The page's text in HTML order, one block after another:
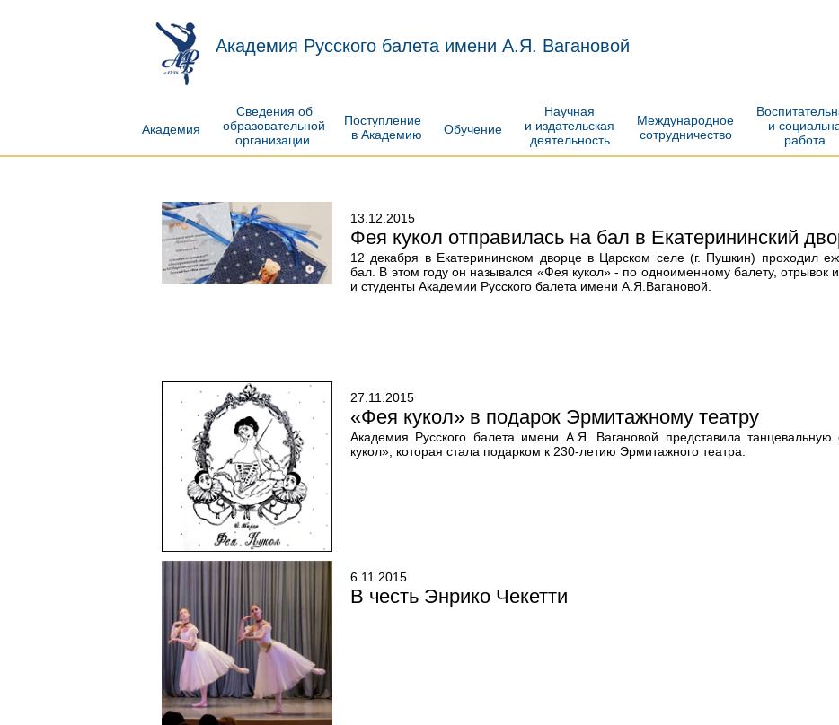
Академия Русского балета имени А.Я. Вагановой
Академия
Сведения об
образовательной
организации
Поступление
в Академию
Обучение
Научная
и издательская
деятельность
Международное
сотрудничество
и
работа
13.12.2015
Фея кукол отправилась на бал в Екатерининский
12 декабря в Екатерининском дворце в Царском селе (г. Пушкин) проходил
бал. В этом году он назывался «Фея кукол» - по одноименному балету, отрывок
и студенты Академии Русского балета имени А.Я.Вагановой.
27.11.2015
«Фея кукол» в подарок Эрмитажному театру
Академия Русского балета имени А.Я. Вагановой представила
кукол», которая стала подарком к 230-летию Эрмитажного театра.
6.11.2015
В честь Энрико Чекетти